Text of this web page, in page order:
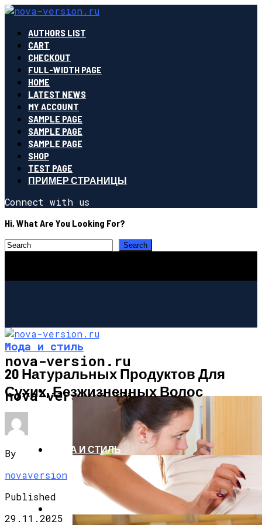
AUTHORS LIST
CART
CHECKOUT
FULL-WIDTH PAGE
HOME
LATEST NEWS
MY ACCOUNT
SAMPLE PAGE
SAMPLE PAGE
SAMPLE PAGE
SHOP
TEST PAGE
ПРИМЕР СТРАНИЦЫ
Connect with us
Hi, What Are You Looking For?
nova-version.ru
nova-version.ru
ИНТЕРЕСНОЕ И ПОЗНАВАТЕЛЬНОЕ
МОДА И СТИЛЬ
Мода и стиль
20 Натуральных Продуктов Для
Сухих, Безжизненных Волос
By
novaversion
Published
29.11.2025